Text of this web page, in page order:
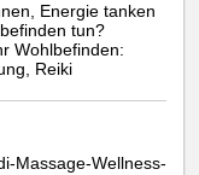
Energie tanken
tun?
Wohlbefinden:
Reiki
Massage-Wellness-